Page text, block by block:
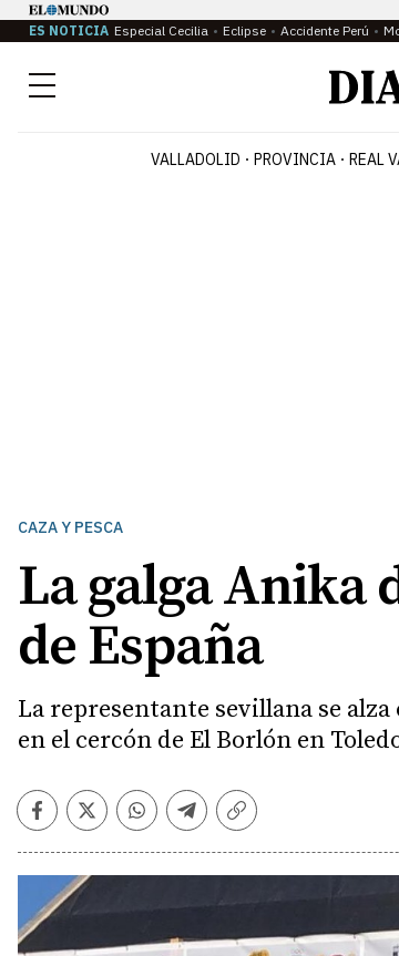
ES NOTICIA Especial Cecilia Eclipse Accidente Perú
Menú
VALLADOLID PROVINCIA REAL
CAZA Y PESCA
La galga Anika
de España
La representante sevillana se
en el cercón de El Borlón en
Facebook
TwitterWhatsapp
Telegram
Copiar